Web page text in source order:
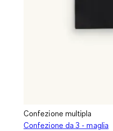
Confezione multipla
Confezione da 3 - maglia